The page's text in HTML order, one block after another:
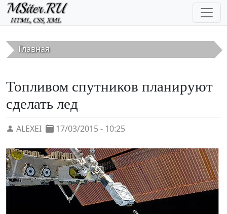
Перейти к основному содержанию
Главная
Топливом спутников планируют
сделать лед
ALEXEI 17/03/2015 - 10:25